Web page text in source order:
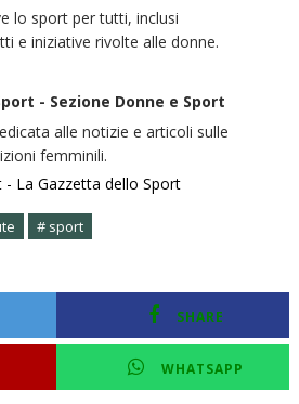
lo sport per tutti, inclusi
e iniziative rivolte alle donne.
- Sezione Donne e Sport
alle notizie e articoli sulle
femminili.
- La Gazzetta dello Sport
# sport
SHARE
WHATSAPP